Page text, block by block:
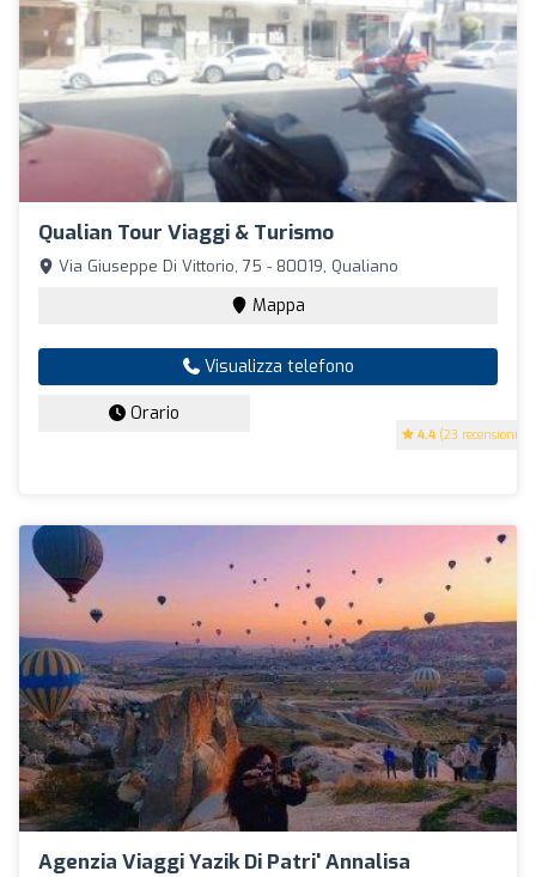
Qualian Tour Viaggi & Turismo
4.4 (23 recensioni)
Via Giuseppe Di Vittorio, 75 - 80019, Qualiano
Mappa
Visualizza telefono
Orario
Agenzia Viaggi Yazik Di Patri' Annalisa